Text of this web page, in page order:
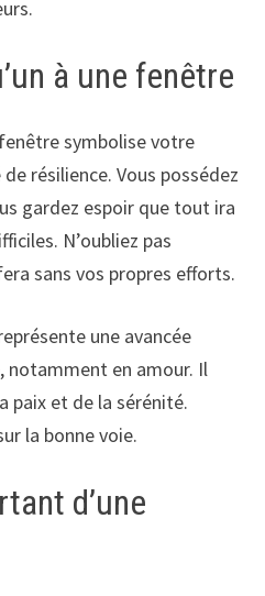
à une fenêtre
symbolise votre
résilience. Vous possédez
gardez espoir que tout ira
N’oubliez pas
sans vos propres efforts.
une avancée
notamment en amour. Il
paix et de la sérénité.
la bonne voie.
d’une